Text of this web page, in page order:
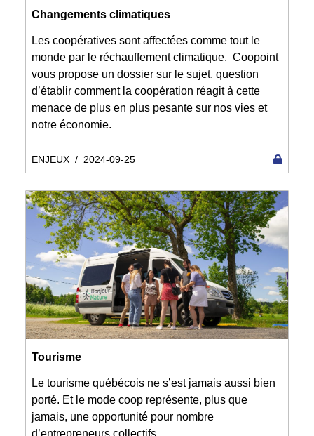
Changements climatiques
Les coopératives sont affectées comme tout le
monde par le réchauffement climatique. Coopoint
vous propose un dossier sur le sujet, question
d’établir comment la coopération réagit à cette
menace de plus en plus pesante sur nos vies et
notre économie.
ENJEUX / 2024-09-25
Tourisme
Le tourisme québécois ne s’est jamais aussi bien
porté. Et le mode coop représente, plus que
jamais, une opportunité pour nombre
d’entrepreneurs collectifs.